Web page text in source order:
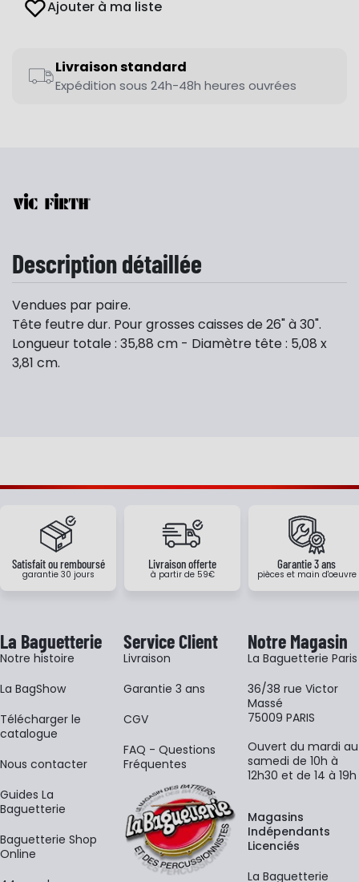
Ajouter à ma liste
Livraison standard
Expédition sous 24h-48h heures ouvrées
Description détaillée
Vendues par paire.
Tête feutre dur. Pour grosses caisses de 26" à 30".
Longueur totale : 35,88 cm - Diamètre tête : 5,08 x
3,81 cm.
Satisfait ou remboursé
garantie 30 jours
Livraison offerte
à partir de 59€
Garantie 3 ans
pièces et main d'oeuvre
La Baguetterie
Notre histoire
La BagShow
​Télécharger le
catalogue
Nous contacter
Guides La
Baguetterie
Baguetterie Shop
Online
Service Client
Livraison
Garantie 3 ans
CGV
FAQ - Questions
Fréquentes
Notre Magasin
La Baguetterie Paris
36/38 rue Victor
Massé
75009 PARIS
Ouvert du mardi au
samedi de 10h à
12h30 et de 14 à 19h
Magasins
Indépendants
Licenciés
La Baguetterie